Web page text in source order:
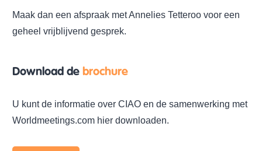
Maak dan een afspraak met Annelies Tetteroo voor een
geheel vrijblijvend gesprek.
Download de brochure
U kunt de informatie over CIAO en de samenwerking met
Worldmeetings.com hier downloaden.